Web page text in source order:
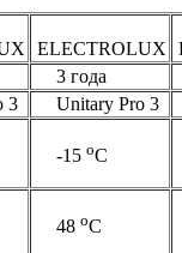
ELECTROLUX
3 года
3 Unitary Pro 3
-15 оС
48 оС